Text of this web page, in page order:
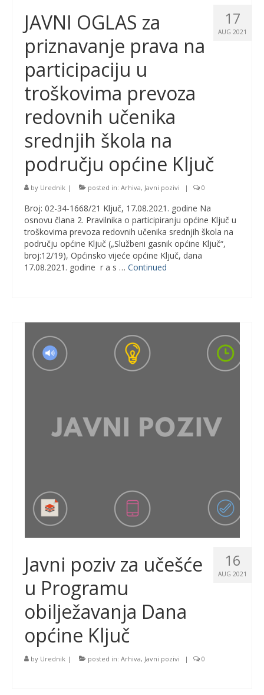
17
AUG 2021
JAVNI OGLAS za
priznavanje prava na
participaciju u
troškovima prevoza
redovnih učenika
srednjih škola na
području općine Ključ
by Urednik | posted in: Arhiva, Javni pozivi | 0
Broj: 02-34-1668/21 Ključ, 17.08.2021. godine Na
osnovu člana 2. Pravilnika o participiranju općine Ključ u
troškovima prevoza redovnih učenika srednjih škola na
području općine Ključ („Službeni gasnik općine Ključ“,
broj:12/19), Općinsko vijeće općine Ključ, dana
17.08.2021. godine r a s … Continued
16
AUG 2021
Javni poziv za učešće
u Programu
obilježavanja Dana
općine Ključ
by Urednik | posted in: Arhiva, Javni pozivi | 0